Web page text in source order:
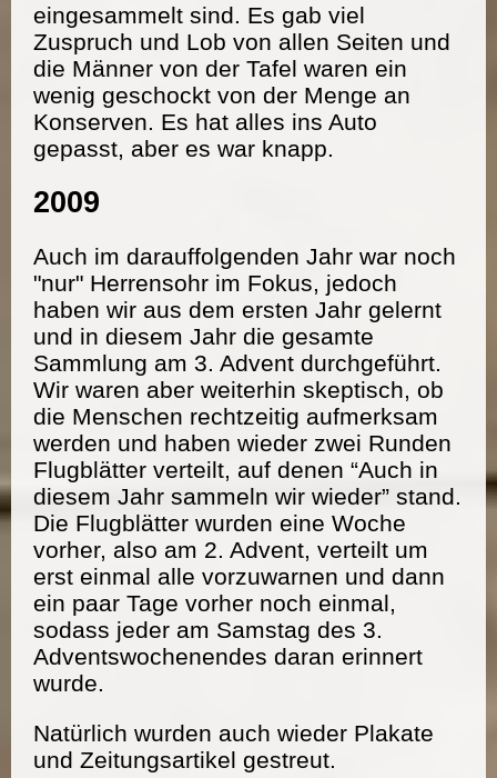
eingesammelt sind. Es gab viel
Zuspruch und Lob von allen Seiten und
die Männer von der Tafel waren ein
wenig geschockt von der Menge an
Konserven. Es hat alles ins Auto
gepasst, aber es war knapp.
2009
Auch im darauffolgenden Jahr war noch
"nur" Herrensohr im Fokus, jedoch
haben wir aus dem ersten Jahr gelernt
und in diesem Jahr die gesamte
Sammlung am 3. Advent durchgeführt.
Wir waren aber weiterhin skeptisch, ob
die Menschen rechtzeitig aufmerksam
werden und haben wieder zwei Runden
Flugblätter verteilt, auf denen “Auch in
diesem Jahr sammeln wir wieder” stand.
Die Flugblätter wurden eine Woche
vorher, also am 2. Advent, verteilt um
erst einmal alle vorzuwarnen und dann
ein paar Tage vorher noch einmal,
sodass jeder am Samstag des 3.
Adventswochenendes daran erinnert
wurde.
Natürlich wurden auch wieder Plakate
und Zeitungsartikel gestreut.